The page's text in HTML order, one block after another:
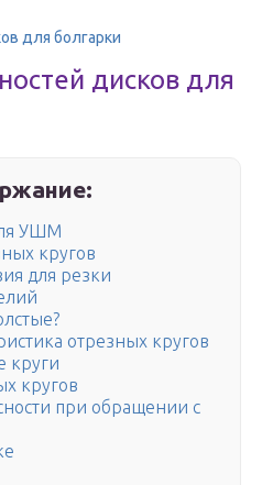
для болгарки
дисков для
УШМ
кругов
для резки
отрезных кругов
круги
кругов
при обращении с